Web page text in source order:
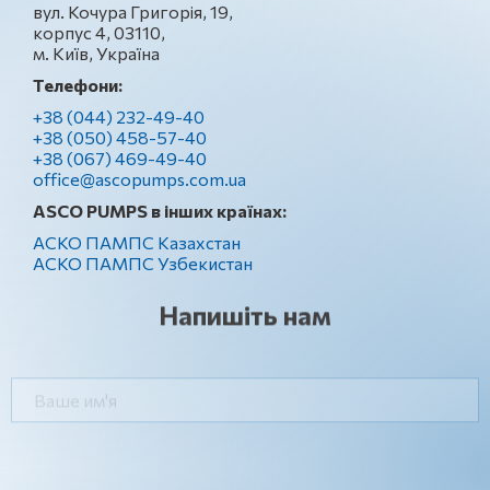
вул. Кочура Григорія, 19,
корпус 4, 03110,
м. Київ, Україна
Телефони:
+38 (044) 232-49-40
+38 (050) 458-57-40
+38 (067) 469-49-40
office@ascopumps.com.ua
ASCO PUMPS в інших країнах:
АСКО ПАМПС Казахстан
АСКО ПАМПС Узбекистан
Напишіть нам